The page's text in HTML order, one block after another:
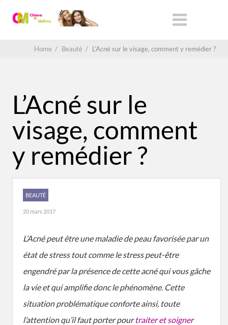
Home / Beauté / L’Acné sur le visage, comment y remédier ?
L’Acné sur le
visage, comment
y remédier ?
BEAUTÉ
20 mars 2017
L’Acné peut être une maladie de peau favorisée par un
état de stress tout comme le stress peut-être
engendré par la présence de cette acné qui vous gâche
la vie et qui amplifie donc le phénomène. Cette
situation problématique conforte ainsi, toute
l’attention qu’il faut porter pourtraiter et soigner